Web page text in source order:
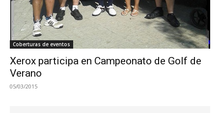
Coberturas de eventos
Xerox participa en Campeonato de Golf de
Verano
05/03/2015